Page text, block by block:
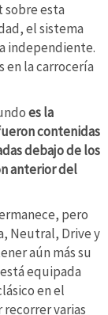
sobre esta
el sistema
independiente.
en la carrocería
es la
contenidas
debajo de los
anterior del
pero
Neutral, Drive y
aún más su
equipada
en el
varias